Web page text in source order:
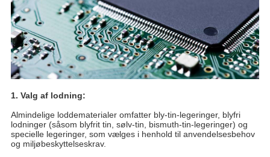
1. Valg af lodning:
Almindelige loddematerialer omfatter bly-tin-legeringer, blyfri
lodninger (såsom blyfrit tin, sølv-tin, bismuth-tin-legeringer) og
specielle legeringer, som vælges i henhold til anvendelsesbehov
og miljøbeskyttelseskrav.